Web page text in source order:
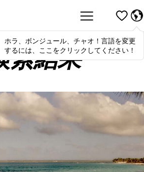
Hola,bonjour, ciao! To switch
languages, click here!
ホラ、ボンジュール、チャオ！言語を変更
するには、ここをクリックしてください！
索結果